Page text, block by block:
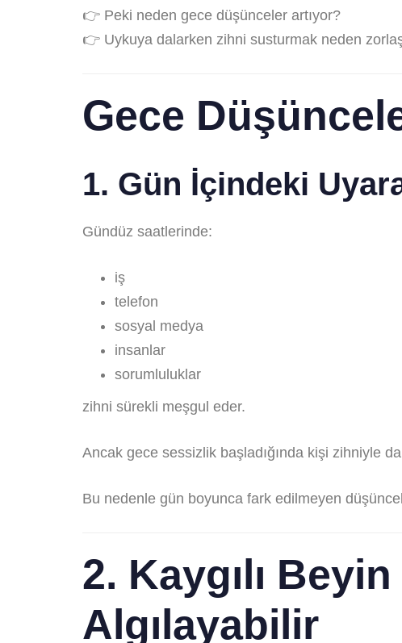
👉 Peki neden gece düşünceler artıyor?
👉 Uykuya dalarken zihni susturmak neden
Gece
1. Gün İçindeki
Gündüz saatlerinde:
iş
telefon
sosyal medya
insanlar
sorumluluklar
zihni sürekli meşgul eder.
Ancak gece sessizlik başladığında kişi zihniyle
Bu nedenle gün boyunca fark edilmeyen
2. Kaygılı
Algılayabilir